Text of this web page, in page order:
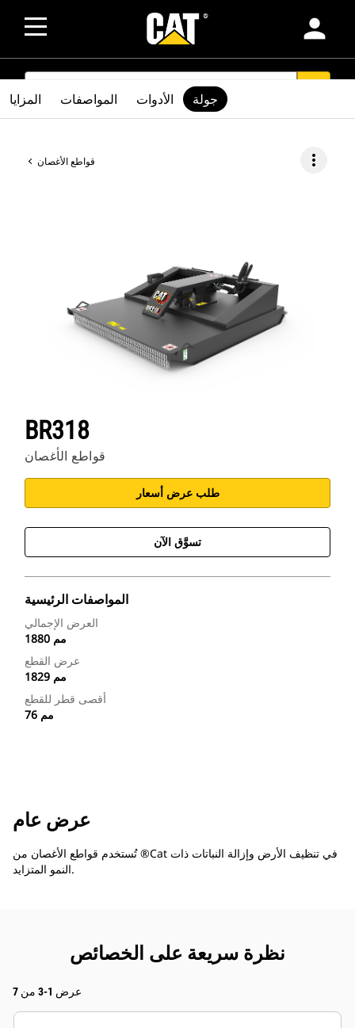
person
SEARCH
قواطع الأغصان more_vert
BR318
قواطع الأغصان
طلب عرض أسعار
تسوَّق الآن
المواصفات الرئيسية
العرض الإجمالي
1880 مم
عرض القطع
1829 مم
أقصى قطر للقطع
76 مم
المزايا المواصفات الأدوات جولة
عرض عام
تُستخدم قواطع الأغصان من ®Cat في تنظيف الأرض وإزالة النباتات ذات
النمو المتزايد.
نظرة سريعة على الخصائص
عرض 1-3 من 7